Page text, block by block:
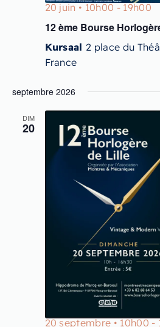
20 juin • 10h00 - 19h00
12 ème Bourse
Kursaal 2 place du
France
septembre 2026
DIM
20
20 septembre • 10h00 -